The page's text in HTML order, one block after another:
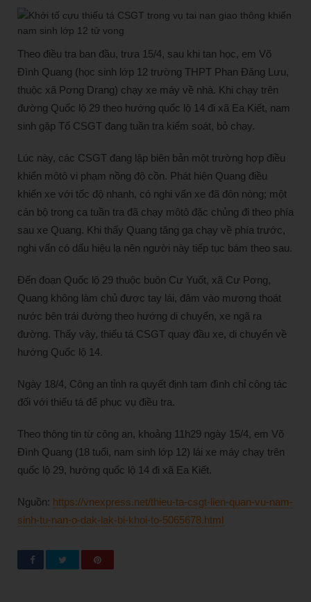
Theo điều tra ban đầu, trưa 15/4, sau khi tan học, em Võ
Đình Quang (học sinh lớp 12 trường THPT Phan Đăng Lưu,
thuộc xã Pơng Drang) chạy xe máy về nhà. Khi chạy trên
đường Quốc lộ 29 theo hướng quốc lộ 14 đi xã Ea Kiết, nam
sinh gặp Tổ CSGT đang tuần tra kiểm soát, bỏ chạy.
Lúc này, các CSGT đang lập biên bản một trường hợp điều
khiển môtô vi phạm nồng độ cồn. Phát hiện Quang điều
khiển xe với tốc độ nhanh, có nghi vấn xe đã đôn nòng; một
cán bộ trong ca tuần tra đã chạy môtô đặc chủng đi theo phía
sau xe Quang. Khi thấy Quang tăng ga chạy về phía trước,
nghi vấn có dấu hiệu lạ nên người này tiếp tục bám theo sau.
Đến đoạn Quốc lộ 29 thuộc buôn Cư Yuốt, xã Cư Pơng,
Quang không làm chủ được tay lái, đâm vào mương thoát
nước bên trái đường theo hướng di chuyển, xe ngã ra
đường. Thấy vậy, thiếu tá CSGT quay đầu xe, di chuyển về
hướng Quốc lộ 14.
Ngày 18/4, Công an tỉnh ra quyết định tạm đình chỉ công tác
đối với thiếu tá để phục vụ điều tra.
Theo thông tin từ công an, khoảng 11h29 ngày 15/4, em Võ
Đình Quang (18 tuổi, nam sinh lớp 12) lái xe máy chạy trên
quốc lộ 29, hướng quốc lộ 14 đi xã Ea Kiết.
Nguồn: https://vnexpress.net/thieu-ta-csgt-lien-quan-vu-nam-
sinh-tu-nan-o-dak-lak-bi-khoi-to-5065678.html